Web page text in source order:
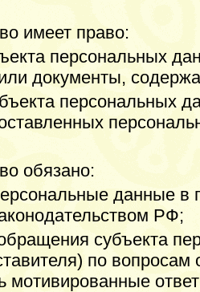
имеет право:
персональных
документы,
персональных
обязано:
данные в
РФ;
субъекта
по
мотивированные